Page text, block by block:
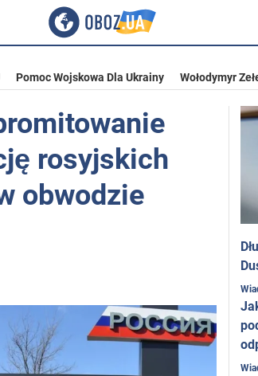
Pomoc Wojskowa Dla Ukrainy Wołodymyr
rosyjskich
obwodzie